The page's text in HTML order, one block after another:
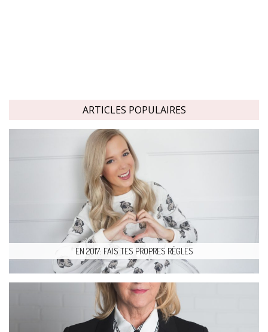
ARTICLES POPULAIRES
EN 2017: FAIS TES PROPRES RÈGLES